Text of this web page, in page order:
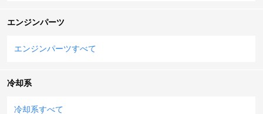
エンジンパーツ
エンジンパーツすべて
冷却系
冷却系すべて